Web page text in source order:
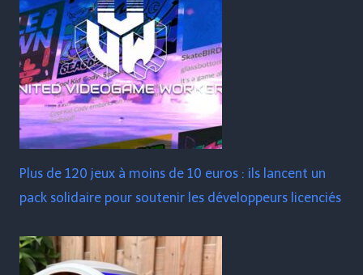
Plus de 120 jeux à moins de 10 euros : ils lancent un
pack solidaire pour soutenir les développeurs licenciés